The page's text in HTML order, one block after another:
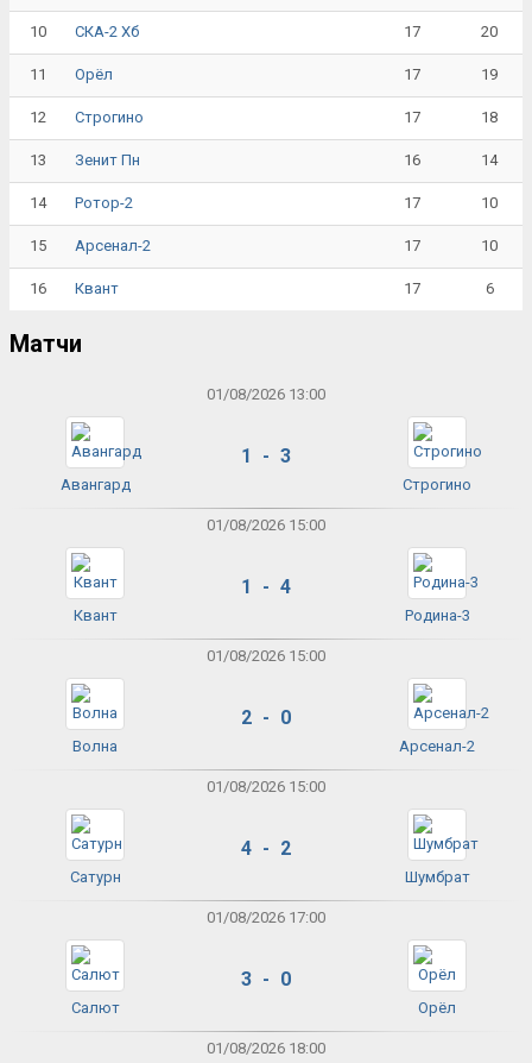
10 СКА-2 Хб 17 20
11 Орёл 17 19
12 Строгино 17 18
13 Зенит Пн 16 14
14 Ротор-2 17 10
15 Арсенал-2 17 10
16 Квант 17 6
Матчи
01/08/2026 13:00
Авангард
1 - 3
Строгино
01/08/2026 15:00
Квант
1 - 4
Родина-3
01/08/2026 15:00
Волна
2 - 0
Арсенал-2
01/08/2026 15:00
Сатурн
4 - 2
Шумбрат
01/08/2026 17:00
Салют
3 - 0
Орёл
01/08/2026 18:00